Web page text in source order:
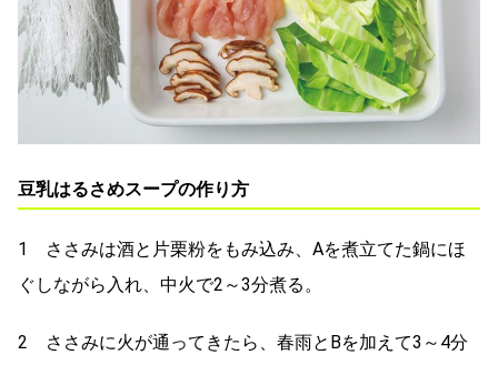
豆乳はるさめスープの作り方
1 ささみは酒と片栗粉をもみ込み、Aを煮立てた鍋にほ
ぐしながら入れ、中火で2～3分煮る。
2 ささみに火が通ってきたら、春雨とBを加えて3～4分